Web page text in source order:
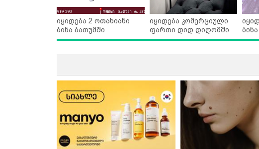
იყიდება 2 ოთახიანი
ბინა ბათუმში
იყიდება კომერციული
ფართი დიდ დიღომში